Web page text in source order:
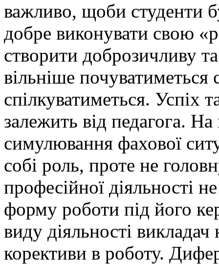
важливо, щоби студенти
добре виконувати свою
створити доброзичливу
вільніше почуватиметься
спілкуватиметься. Успіх
залежить від педагога.
симулювання фахової
собі роль, проте не
професійної діяльності
форму роботи під його
виду діяльності
корективи в роботу.